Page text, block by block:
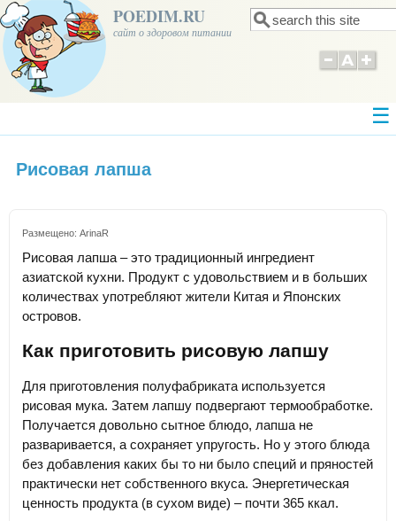
POEDIM.RU
сайт о здоровом питании Форма поиска
Поиск
Рисовая лапша
Размещено: ArinaR
Рисовая лапша – это традиционный ингредиент
азиатской кухни. Продукт с удовольствием и в больших
количествах употребляют жители Китая и Японских
островов.
Как приготовить рисовую лапшу
Для приготовления полуфабриката используется
рисовая мука. Затем лапшу подвергают термообработке.
Получается довольно сытное блюдо, лапша не
разваривается, а сохраняет упругость. Но у этого блюда
без добавления каких бы то ни было специй и пряностей
практически нет собственного вкуса. Энергетическая
ценность продукта (в сухом виде) – почти 365 ккал.